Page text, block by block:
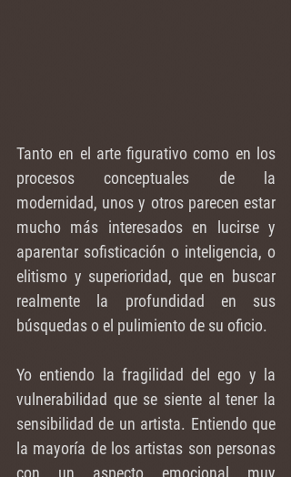
Tanto en el arte figurativo como en los
procesos conceptuales de la
modernidad, unos y otros parecen estar
mucho más interesados en lucirse y
aparentar sofisticación o inteligencia, o
elitismo y superioridad, que en buscar
realmente la profundidad en sus
búsquedas o el pulimiento de su oficio.
Yo entiendo la fragilidad del ego y la
vulnerabilidad que se siente al tener la
sensibilidad de un artista. Entiendo que
la mayoría de los artistas son personas
con un aspecto emocional muy